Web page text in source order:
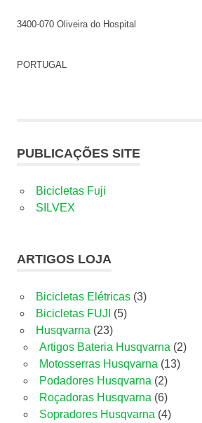
3400-070 Oliveira do Hospital
PORTUGAL
PUBLICAÇÕES SITE
Bicicletas Fuji
SILVEX
ARTIGOS LOJA
Bicicletas Elétricas 33
Bicicletas FUJI 55
Husqvarna 2323
produtos
Artigos Bateria Husqvarna 22
Motosserras Husqvarna 1313
Podadores Husqvarna 22
produtos
Roçadoras Husqvarna 66
produtos
Sopradores Husqvarna 44